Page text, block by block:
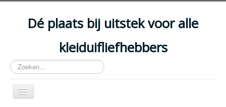
Dé plaats bij uitstek voor alle
kleiduifliefhebbers
Zoeken...
Schakelen
navigatie